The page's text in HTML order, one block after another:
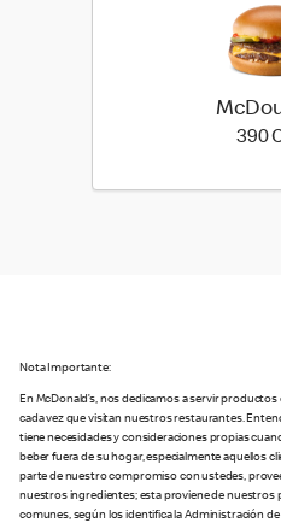
390
Nota Importante:
En McDonald’s, nos dedicamos a servir
cada vez que visitan nuestros restaurantes.
tiene necesidades y consideraciones propias
beber fuera de su hogar, especialmente aquellos
parte de nuestro compromiso con ustedes,
nuestros ingredientes; esta proviene de nuestros
comunes, según los identifica la Administración